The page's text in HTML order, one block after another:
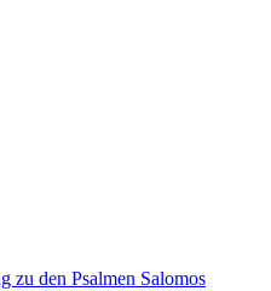
zu den Psalmen Salomos